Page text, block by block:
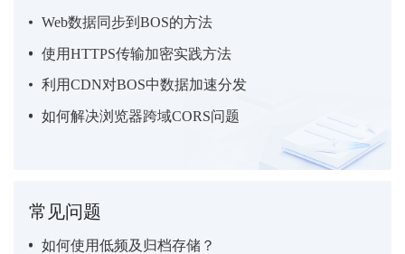
Web数据同步到BOS的方法
使用HTTPS传输加密实践方法
利用CDN对BOS中数据加速分发
如何解决浏览器跨域CORS问题
常见问题
如何使用低频及归档存储？